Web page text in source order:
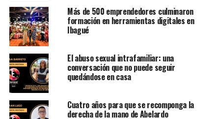
Más de 500 emprendedores culminaron
formación en herramientas digitales en
Ibagué
El abuso sexual intrafamiliar: una
conversación que no puede seguir
quedándose en casa
Cuatro años para que se recomponga la
derecha de la mano de Abelardo